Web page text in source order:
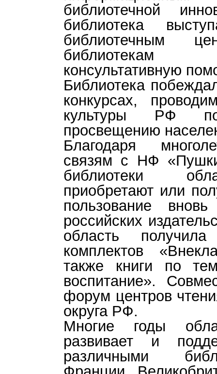
библиотечной
библиотека
библиотечным
консультативную
Библиотека
конкурсах,
культуры РФ по
просвещению
Благодаря
связям с НФ
библиотеки
приобретают или
пользование
российских
область
комплектов
также книги по
воспитание».
форум центров
округа РФ.
Многие годы
развивает и
различными